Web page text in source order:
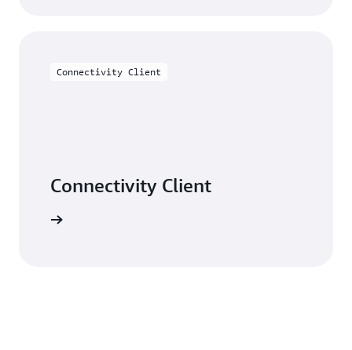
Connectivity Client
Connectivity Client